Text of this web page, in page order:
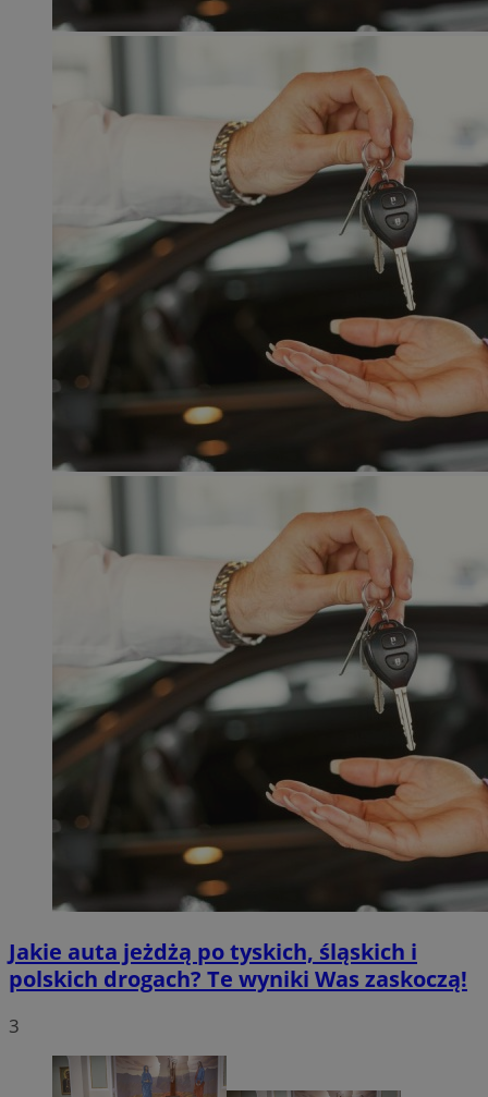
Jakie auta jeżdżą po tyskich, śląskich i
polskich drogach? Te wyniki Was zaskoczą!
3